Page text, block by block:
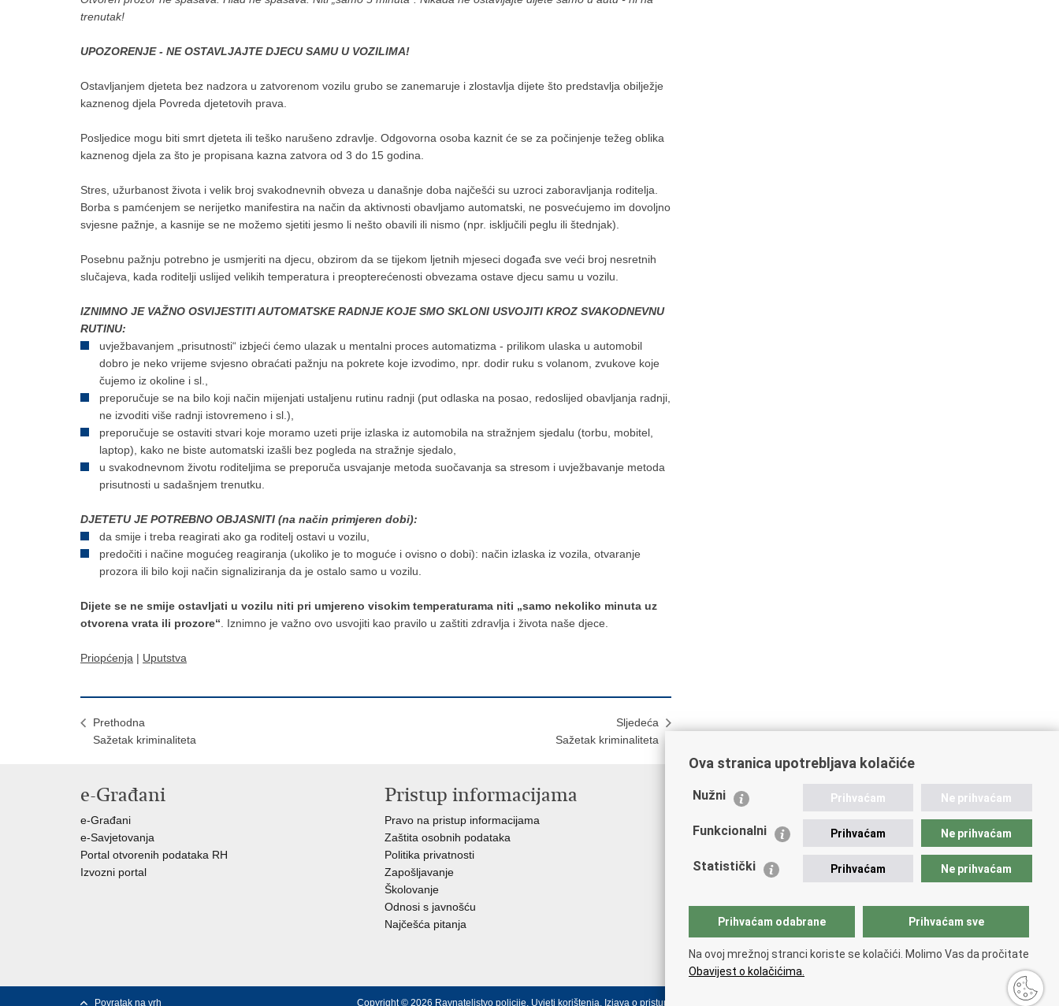
trenutak!
UPOZORENJE - NE OSTAVLJAJTE DJECU SAMU U VOZILIMA!
Ostavljanjem djeteta bez nadzora u zatvorenom vozilu grubo se zanemaruje i zlostavlja dijete što predstavlja obilježje
kaznenog djela Povreda djetetovih prava.
Posljedice mogu biti smrt djeteta ili teško narušeno zdravlje. Odgovorna osoba kaznit će se za počinjenje težeg oblika
kaznenog djela za što je propisana kazna zatvora od 3 do 15 godina.
Stres, užurbanost života i velik broj svakodnevnih obveza u današnje doba najčešći su uzroci zaboravljanja roditelja.
Borba s pamćenjem se nerijetko manifestira na način da aktivnosti obavljamo automatski, ne posvećujemo im dovoljno
svjesne pažnje, a kasnije se ne možemo sjetiti jesmo li nešto obavili ili nismo (npr. isključili peglu ili štednjak).
Posebnu pažnju potrebno je usmjeriti na djecu, obzirom da se tijekom ljetnih mjeseci događa sve veći broj nesretnih
slučajeva, kada roditelji uslijed velikih temperatura i preopterećenosti obvezama ostave djecu samu u vozilu.
IZNIMNO JE VAŽNO OSVIJESTITI AUTOMATSKE RADNJE KOJE SMO SKLONI USVOJITI KROZ SVAKODNEVNU
RUTINU:
uvježbavanjem „prisutnosti“ izbjeći ćemo ulazak u mentalni proces automatizma - prilikom ulaska u automobil
dobro je neko vrijeme svjesno obraćati pažnju na pokrete koje izvodimo, npr. dodir ruku s volanom, zvukove koje
čujemo iz okoline i sl.,
preporučuje se na bilo koji način mijenjati ustaljenu rutinu radnji (put odlaska na posao, redoslijed obavljanja radnji,
ne izvoditi više radnji istovremeno i sl.),
preporučuje se ostaviti stvari koje moramo uzeti prije izlaska iz automobila na stražnjem sjedalu (torbu, mobitel,
laptop), kako ne biste automatski izašli bez pogleda na stražnje sjedalo,
u svakodnevnom životu roditeljima se preporuča usvajanje metoda suočavanja sa stresom i uvježbavanje metoda
prisutnosti u sadašnjem trenutku.
DJETETU JE POTREBNO OBJASNITI (na način primjeren dobi):
da smije i treba reagirati ako ga roditelj ostavi u vozilu,
predočiti i načine mogućeg reagiranja (ukoliko je to moguće i ovisno o dobi): način izlaska iz vozila, otvaranje
prozora ili bilo koji način signaliziranja da je ostalo samo u vozilu.
Dijete se ne smije ostavljati u vozilu niti pri umjereno visokim temperaturama niti „samo nekoliko minuta uz
otvorena vrata ili prozore“ . Iznimno je važno ovo usvojiti kao pravilo u zaštiti zdravlja i života naše djece.
Priopćenja | Uputstva
Prethodna
Sažetak kriminaliteta
Sljedeća
Sažetak kriminaliteta
e-Građani
e-Građani
e-Savjetovanja
Portal otvorenih podataka RH
Izvozni portal
Pristup informacijama
Pravo na pristup informacijama
Zaštita osobnih podataka
Politika privatnosti
Zapošljavanje
Školovanje
Odnosi s javnošću
Najčešća pitanja
Važne poveznice
EMN Nacionalna kontaktna točka za Republiku Hrvatsku
Policijska akademija
Zaklada policijske solidarnosti
Dom zdravlja MUP-a
Sindikati
Udruge
Povratak na vrh Copyright © 2026 Ravnateljstvo policije. Uvjeti korištenja. Izjava o pristupačnosti
Ova stranica upotrebljava kolačiće
Nužni Prihvaćam Ne prihvaćam
Funkcionalni Prihvaćam Ne prihvaćam
Statistički Prihvaćam Ne prihvaćam
Prihvaćam odabrane Prihvaćam sve
Na ovoj mrežnoj stranci koriste se kolačići. Molimo Vas da pročitate
Obavijest o kolačićima.